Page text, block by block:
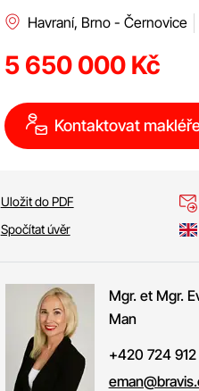
Havraní, Brno - Černovice
5 650 000 Kč
Kontaktovat
Uložit do PDF
Spočítat úvěr
Mgr. et Mgr.
Man
+420 724 912